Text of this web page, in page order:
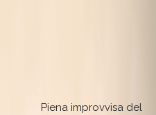
Piena improvvisa del